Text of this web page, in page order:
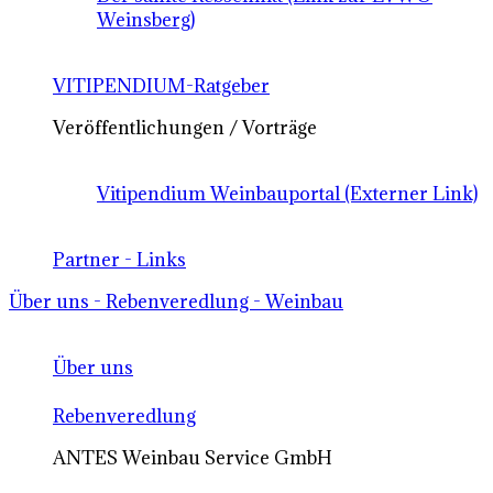
Weinsberg)
VITIPENDIUM-Ratgeber
Veröffentlichungen / Vorträge
Vitipendium Weinbauportal (Externer Link)
Partner - Links
Über uns - Rebenveredlung - Weinbau
Über uns
Rebenveredlung
ANTES Weinbau Service GmbH